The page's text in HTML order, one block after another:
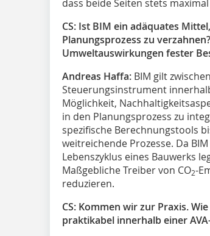
dass beide Seiten stets
CS: Ist BIM ein adäquates
Planungsprozess zu
Umweltauswirkungen fester
Andreas Haffa: BIM gilt
Steuerungsinstrument
Möglichkeit,
in den Planungsprozess zu
spezifische Berechnungstools
weitreichende Prozesse. Da
Lebenszyklus eines Bauwerks
Maßgebliche Treiber von CO2-
reduzieren.
CS: Kommen wir zur Praxis.
praktikabel innerhalb einer